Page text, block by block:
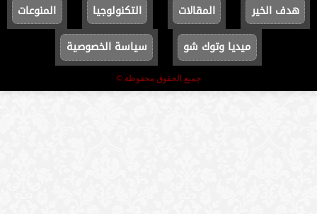
هدف الخير
المقالات التكنولوجيا
المنوعات
ميديا وتوك شو
سياسة الخصوصية
جميع الحقوق محفوظة ©